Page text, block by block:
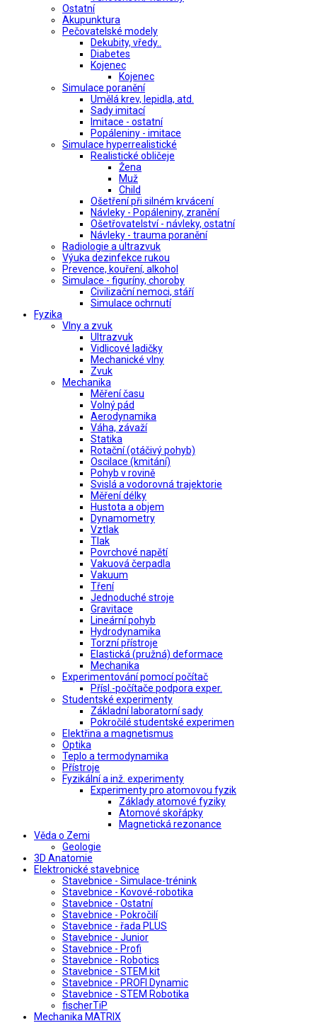
Ostatní
Akupunktura
Pečovatelské modely
Dekubity, vředy..
Diabetes
Kojenec
Kojenec
Simulace poranění
Umělá krev, lepidla, atd.
Sady imitací
Imitace - ostatní
Popáleniny - imitace
Simulace hyperrealistické
Realistické obličeje
Žena
Muž
Child
Ošetření při silném krvácení
Návleky - Popáleniny, zranění
Ošetřovatelství - návleky, ostatní
Návleky - trauma poranění
Radiologie a ultrazvuk
Výuka dezinfekce rukou
Prevence, kouření, alkohol
Simulace - figuríny, choroby
Civilizační nemoci, stáří
Simulace ochrnutí
Fyzika
Vlny a zvuk
Ultrazvuk
Vidlicové ladičky
Mechanické vlny
Zvuk
Mechanika
Měření času
Volný pád
Aerodynamika
Váha, závaží
Statika
Rotační (otáčivý pohyb)
Oscilace (kmitání)
Pohyb v rovině
Svislá a vodorovná trajektorie
Měření délky
Hustota a objem
Dynamometry
Vztlak
Tlak
Povrchové napětí
Vakuová čerpadla
Vakuum
Tření
Jednoduché stroje
Gravitace
Lineární pohyb
Hydrodynamika
Torzní přístroje
Elastická (pružná) deformace
Mechanika
Experimentování pomocí počítač
Přísl.-počítače podpora exper.
Studentské experimenty
Základní laboratorní sady
Pokročilé studentské experimen
Elektřina a magnetismus
Optika
Teplo a termodynamika
Přístroje
Fyzikální a inž. experimenty
Experimenty pro atomovou fyzik
Základy atomové fyziky
Atomové skořápky
Magnetická rezonance
Věda o Zemi
Geologie
3D Anatomie
Elektronické stavebnice
Stavebnice - Simulace-trénink
Stavebnice - Kovové-robotika
Stavebnice - Ostatní
Stavebnice - Pokročilí
Stavebnice - řada PLUS
Stavebnice - Junior
Stavebnice - Profi
Stavebnice - Robotics
Stavebnice - STEM kit
Stavebnice - PROFI Dynamic
Stavebnice - STEM Robotika
fischerTiP
Mechanika MATRIX